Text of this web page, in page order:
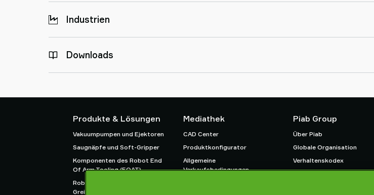
Industrien
Downloads
Produkte & Lösungen
Vakuumpumpen und Ejektoren
Saugnäpfe und Soft-Gripper
Komponenten des Robot End
Of Arm Tooling (EOAT)
Roboter- und Cobot-
Greiflösungen
Mediathek
CAD Center
Produktkonfigurator
Allgemeine
Verkaufsbedingungen
Piab Group
Über Piab
Globale Organisation
Verhaltenskodex